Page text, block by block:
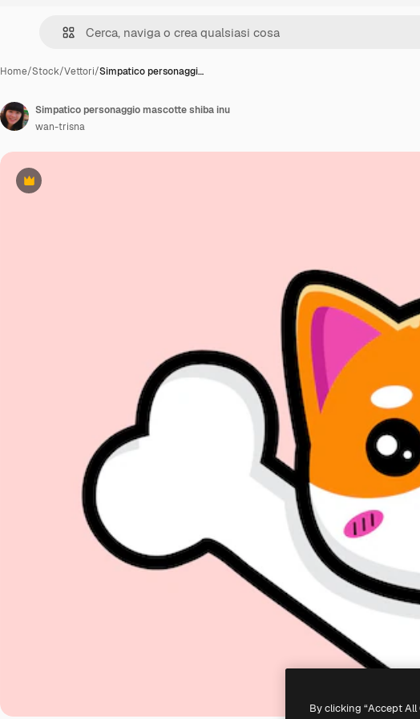
Home/Stock/Vettori/Simpatico personaggi…
Premium
Simpatico personaggio mascotte shiba inu
wan-trisna
By clicking “Accept